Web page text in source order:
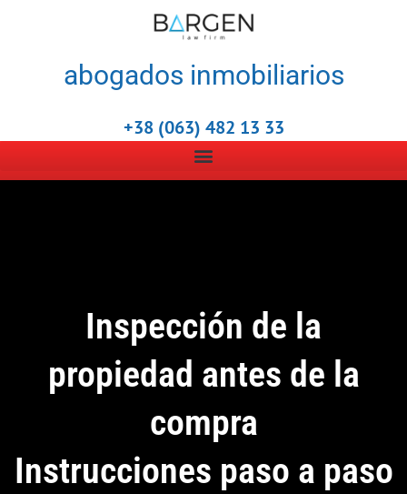
abogados inmobiliarios
+38 (063) 482 13 33
Inspección de la
propiedad antes de la
compra
Instrucciones paso a paso